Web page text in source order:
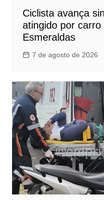
Ciclista avança
atingido por
Esmeraldas
7 de agosto de 2026